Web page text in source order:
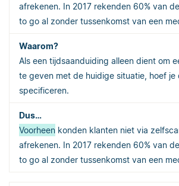
afrekenen. In 2017 rekenden 60% van
to go al zonder tussenkomst van een
Als een tijdsaanduiding alleen dient om
te geven met de huidige situatie, hoef je
specificeren.
Voorheen konden klanten niet via
afrekenen. In 2017 rekenden 60% van
to go al zonder tussenkomst van een